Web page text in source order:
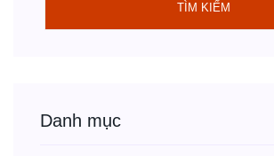
TÌM KIẾM
Danh mục